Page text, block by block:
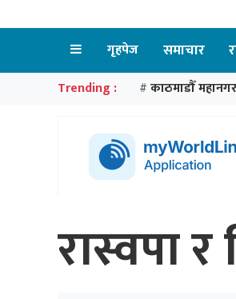
गृहपेज समाचार
Trending : # काठमाडौँ
रास्वपा